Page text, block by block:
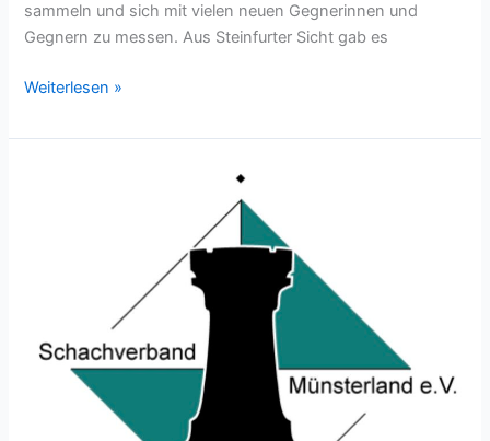
sammeln und sich mit vielen neuen Gegnerinnen und
Gegnern zu messen. Aus Steinfurter Sicht gab es
SC
beim
Weiterlesen »